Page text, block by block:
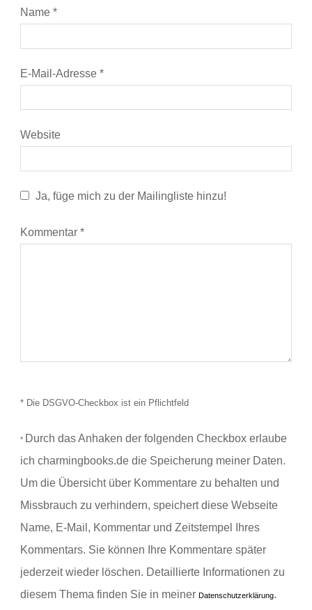
Name *
E-Mail-Adresse *
Website
Ja, füge mich zu der Mailingliste hinzu!
Kommentar *
* Die DSGVO-Checkbox ist ein Pflichtfeld
* Durch das Anhaken der folgenden Checkbox erlaube
ich charmingbooks.de die Speicherung meiner Daten.
Um die Übersicht über Kommentare zu behalten und
Missbrauch zu verhindern, speichert diese Webseite
Name, E-Mail, Kommentar und Zeitstempel Ihres
Kommentars. Sie können Ihre Kommentare später
jederzeit wieder löschen. Detaillierte Informationen zu
diesem Thema finden Sie in meiner Datenschutzerklärung.